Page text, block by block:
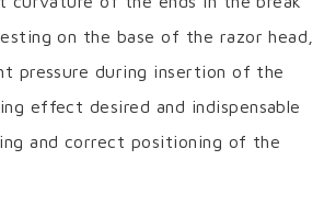
on the base of the razor head,
pressure during insertion of the
effect desired and indispensable
and correct positioning of the